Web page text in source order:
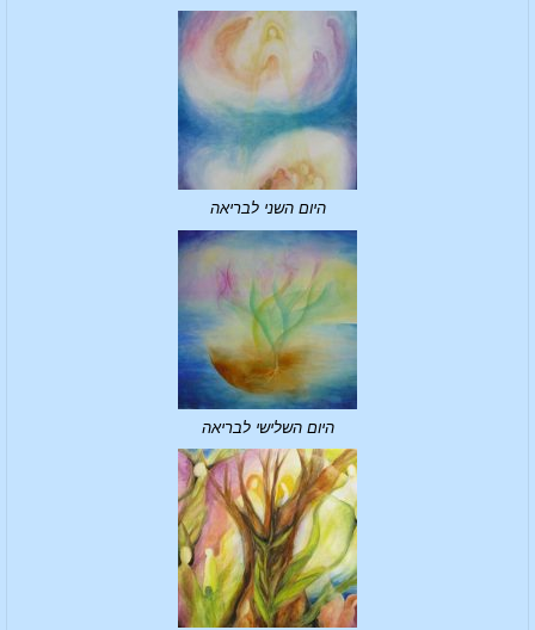
היום השני לבריאה
היום השלישי לבריאה